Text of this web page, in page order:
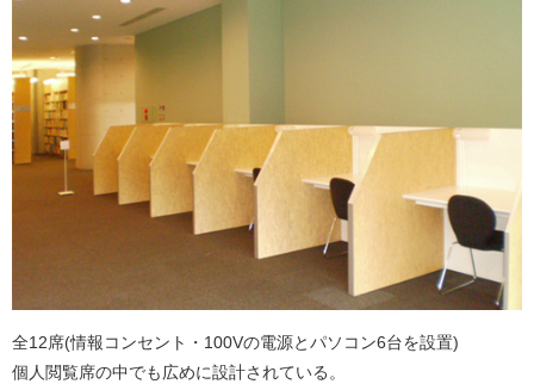
全12席(情報コンセント・100Vの電源とパソコン6台を設置)
個人閲覧席の中でも広めに設計されている。